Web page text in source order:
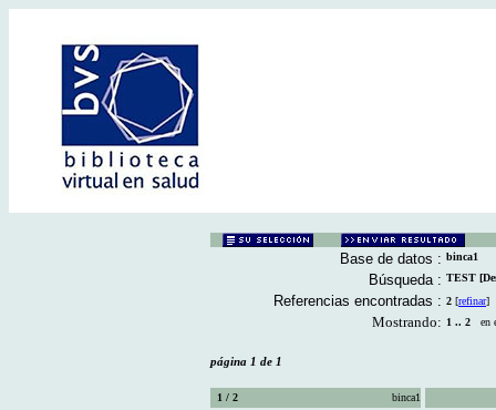
Base de datos : binca1
Búsqueda : TEST
Referencias encontradas : 2 [refinar]
Mostrando: 1 .. 2 en
página 1 de 1
1 / 2
binca1